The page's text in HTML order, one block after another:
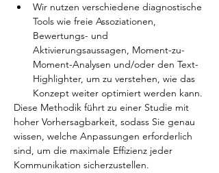
Wir nutzen verschiedene diagnostische
Tools wie freie Assoziationen,
Bewertungs- und
Aktivierungsaussagen, Moment-zu-
Moment-Analysen und/oder den Text-
Highlighter, um zu verstehen, wie das
Konzept weiter optimiert werden kann.
Diese Methodik führt zu einer Studie mit
hoher Vorhersagbarkeit, sodass Sie genau
wissen, welche Anpassungen erforderlich
sind, um die maximale Effizienz jeder
Kommunikation sicherzustellen.